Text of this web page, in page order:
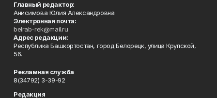
Главный редактор:
Анисимова Юлия Александровна
Электронная почта:
belrab-rek@mail.ru
Адрес редакции:
Республика Башкортостан, город Белорецк, улица Крупской,
56.
Рекламная служба
8(34792) 3-39-92
Редакция